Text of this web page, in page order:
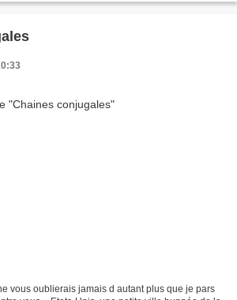
vous oublierais jamais d autant plus que je pars